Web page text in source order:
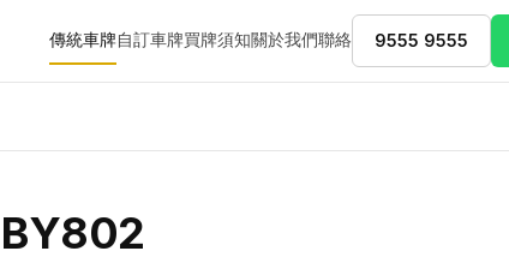
傳統車牌自訂車牌買牌須知關於我們聯絡 9555 9555
BY802